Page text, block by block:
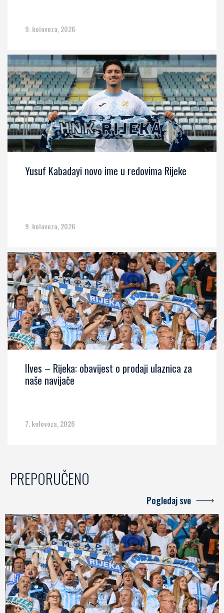
9. kolovoza, 2026
Yusuf Kabadayi novo ime u redovima Rijeke
9. kolovoza, 2026
Ilves – Rijeka: obavijest o prodaji ulaznica za
naše navijače
7. kolovoza, 2026
PREPORUČENO
Pogledaj sve